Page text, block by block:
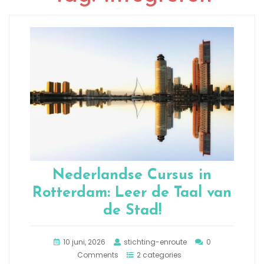
Nederlandse Cursus in
Rotterdam: Leer de Taal van
de Stad!
10 juni, 2026 stichting-enroute
0
Comments
2 categories